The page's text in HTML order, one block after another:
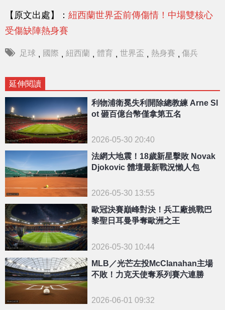
【原文出處】： 紐西蘭世界盃前傳傷情！中場雙核心
受傷缺陣熱身賽
足球 , 國際 , 紐西蘭 , 體育 , 世界盃 , 熱身賽 , 傷兵
延伸閱讀
利物浦衛冕失利開除總教練 Arne Sl
ot 砸百億台幣僅拿第五名
2026-05-30 20:40
法網大地震！18歲新星擊敗 Novak
Djokovic 體壇最新戰況懶人包
2026-05-30 13:55
歐冠決賽巔峰對決！兵工廠挑戰巴
黎聖日耳曼爭奪歐洲之王
2026-05-30 10:44
MLB／光芒左投McClanahan主場
不敗！力克天使奪系列賽六連勝
2026-06-01 09:32